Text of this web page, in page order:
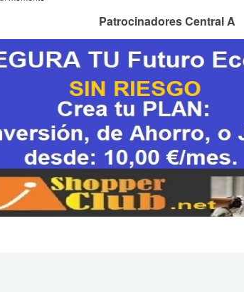
Patrocinadores Central A